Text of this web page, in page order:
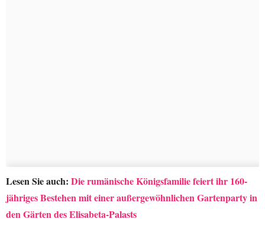
Lesen Sie auch: Die rumänische Königsfamilie feiert ihr 160-
jähriges Bestehen mit einer außergewöhnlichen Gartenparty in
den Gärten des Elisabeta-Palasts